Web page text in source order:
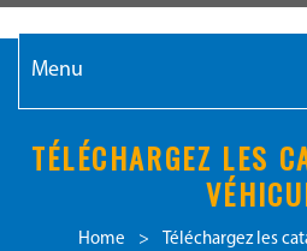
Menu
TÉLÉCHARGEZ LES
Home > Téléchargez les